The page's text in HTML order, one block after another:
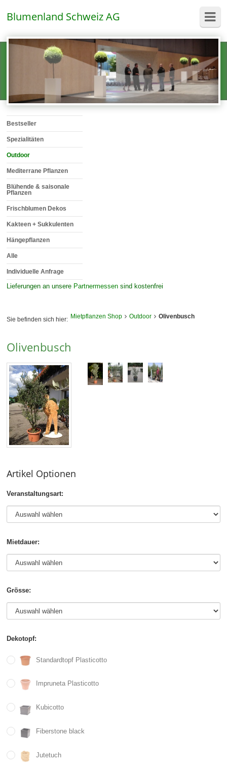
Blumenland Schweiz AG
Bestseller
Spezialitäten
Outdoor
Mediterrane Pflanzen
Blühende & saisonale
Pflanzen
Frischblumen Dekos
Kakteen + Sukkulenten
Hängepflanzen
Alle
Individuelle Anfrage
Lieferungen an unsere Partnermessen sind kostenfrei
Sie befinden sich hier: Mietpflanzen Shop Outdoor Olivenbusch
Olivenbusch
Artikel Optionen
Veranstaltungsart:
Mietdauer:
Grösse:
Dekotopf:
Standardtopf Plasticotto
Impruneta Plasticotto
Kubicotto
Fiberstone black
Jutetuch